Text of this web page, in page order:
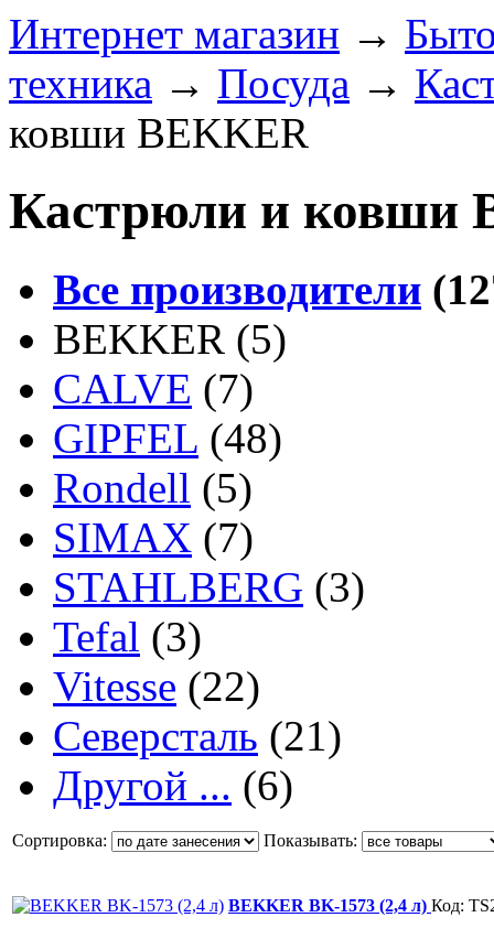
Интернет магазин →
техника → Посуда →
ковши BEKKER
Кастрюли и ковши
Все производители
BEKKER (5)
CALVE (7)
GIPFEL (48)
Rondell (5)
SIMAX (7)
STAHLBERG (3)
Tefal (3)
Vitesse (22)
Северсталь (21)
Другой ... (6)
Сортировка: Показывать:
BEKKER BK-1573 (2,4 л) Код: